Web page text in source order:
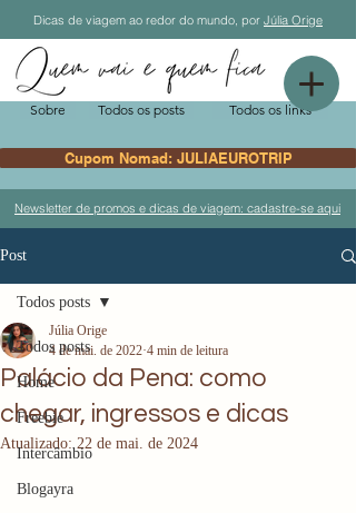
Sobre Todos os posts Todos os links
Cupom Nomad: JULIAEUROTRIP
Dicas de viagem ao redor do mundo, por Júlia Orige
Newsletter de promos e dicas de viagem: cadastre-se aqui
Post
Todos posts
Home
Freebie
Intercâmbio
Blogayra
Todos posts
Palácio da Pena: como
chegar, ingressos e dicas
Júlia Orige
4 de mai. de 2022 4 min de leitura
Atualizado:22 de mai. de 2024